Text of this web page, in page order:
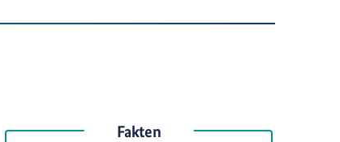
Fakten